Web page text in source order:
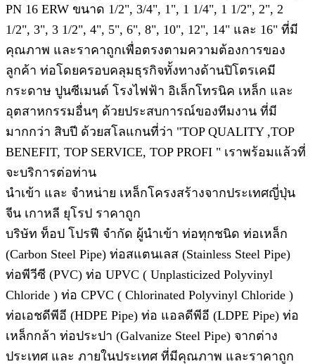
PN 16 ERW ขนาด 1/2", 3/4", 1", 1 1/4", 1 1/2", 2", 2
1/2", 3", 3 1/2", 4", 5", 6", 8", 10", 12", 14" และ 16" ที่มี
คุณภาพ และราคาถูกเพื่อตรงตามความต้องการของ
ลูกค้า ท่อโดยครอบคลุมธุรกิจทั้งทางด้านปิโตรเคมี
กระดาษ ปูนซีเมนต์ โรงไฟฟ้า อิเล็กโทรนิค เหล็ก และ
อุตสาหกรรมอื่นๆ ด้วยประสบการณ์ของทีมงาน ที่มี
มากกว่า สิบปี ด้วยสโลแกนที่ว่า "TOP QUALITY ,TOP
BENEFIT, TOP SERVICE, TOP PROFI " เราพร้อมแล้วที่
จะบริการต่อท่าน
นำเข้า และ จำหน่าย เหล็กโครงสร้างจากประเทศญี่ปุ่น
จีน เกาหลี ยุโรป ราคาถูก
บริษัท ท็อป โปรฟี จำกัด ผู้นำเข้า ท่อทุกชนิด ท่อเหล็ก
(Carbon Steel Pipe) ท่อสแตนเลส (Stainless Steel Pipe)
ท่อพีวีซี (PVC) ท่อ UPVC ( Unplasticized Polyvinyl
Chloride ) ท่อ CPVC ( Chlorinated Polyvinyl Chloride )
ท่อเอชดีพีอี (HDPE Pipe) ท่อ แอลดีพีอี (LDPE Pipe) ท่อ
เหล็กกล้า ท่อประปา (Galvanize Steel Pipe) จากต่าง
ประเทศ และ ภายในประเทศ ที่มีคุณภาพ และราคาถูก